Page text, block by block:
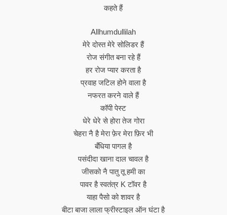
कहते हैं
Allhumdullilah
मेरे दोस्त मेरे सोलिडर हैं
रोज संगीत बना रहे हैं
हर रोज प्यार करता है
प्रवाह जटिल होने वाला है
नफरत करने वाले हैं
कॉपी पेस्ट
धेरे धेरे से होरा तेज गोरा
चेहरा नै है मेरा फ़ेर मेरा फ़िर भी
बँधिया पागल है
पसंदीदा खाना दाल चावल है
जीसको नै पातु तू हमी का
पावर है स्वतंत्र K टॉवर है
याहा पैसो को शावर है
बीटा बाजा लाला फ्रीस्टाइल ऑन घंटा है